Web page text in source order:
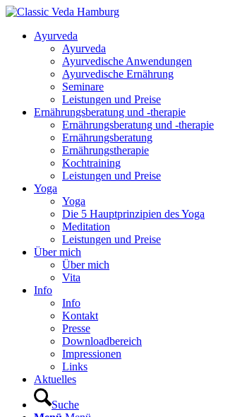
Ayurveda
Ayurveda
Ayurvedische Anwendungen
Ayurvedische Ernährung
Seminare
Leistungen und Preise
Ernährungsberatung und -therapie
Ernährungsberatung und -therapie
Ernährungsberatung
Ernährungstherapie
Kochtraining
Leistungen und Preise
Yoga
Yoga
Die 5 Hauptprinzipien des Yoga
Meditation
Leistungen und Preise
Über mich
Über mich
Vita
Info
Info
Kontakt
Presse
Downloadbereich
Impressionen
Links
Aktuelles
Suche